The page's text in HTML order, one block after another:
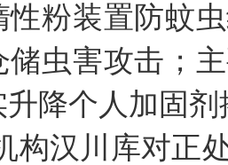
性粉装置防蚊
储虫害攻击；
降个人加固
汉川库对正